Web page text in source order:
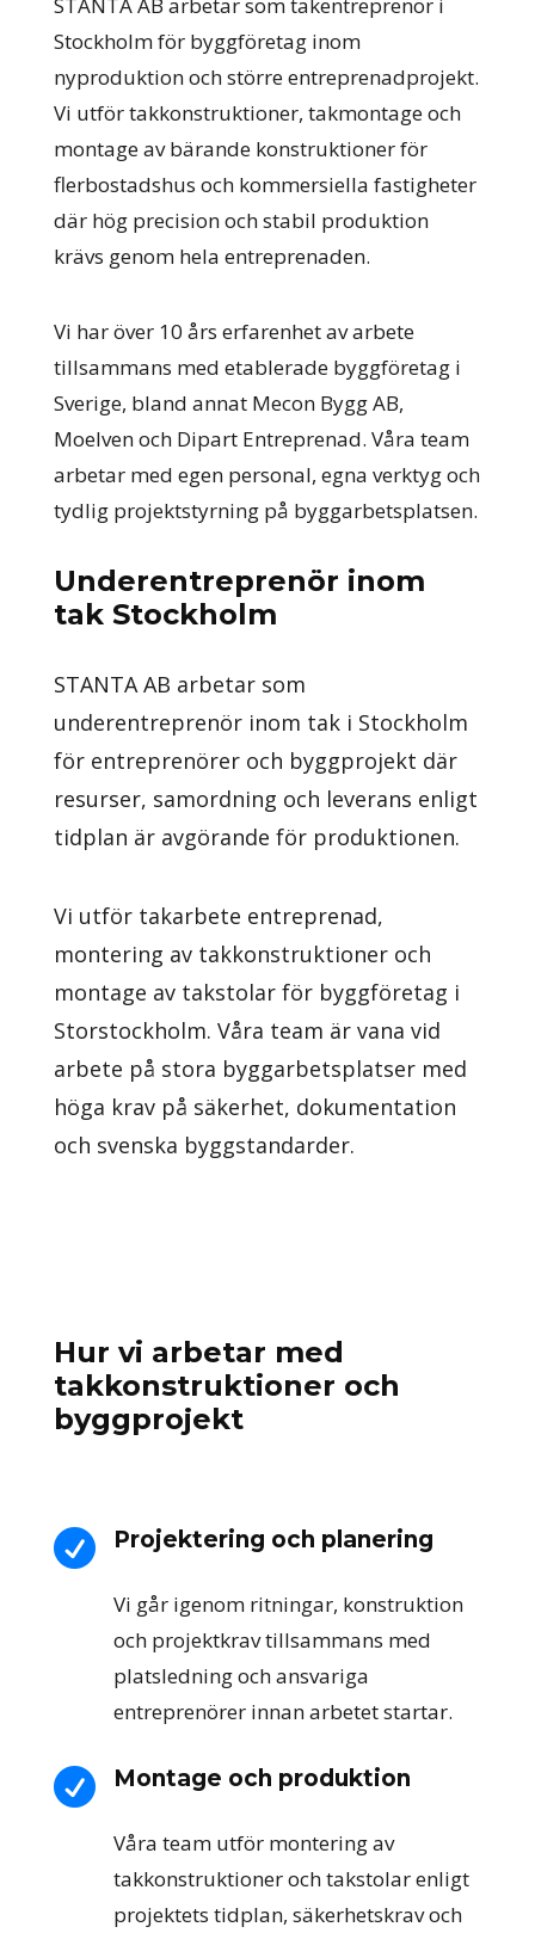
STANTA AB arbetar som takentreprenör i
Stockholm för byggföretag inom
nyproduktion och större entreprenadprojekt.
Vi utför takkonstruktioner, takmontage och
montage av bärande konstruktioner för
flerbostadshus och kommersiella fastigheter
där hög precision och stabil produktion
krävs genom hela entreprenaden.
Vi har över 10 års erfarenhet av arbete
tillsammans med etablerade byggföretag i
Sverige, bland annat Mecon Bygg AB,
Moelven och Dipart Entreprenad. Våra team
arbetar med egen personal, egna verktyg och
tydlig projektstyrning på byggarbetsplatsen.
Underentreprenör inom
tak Stockholm
STANTA AB arbetar som
underentreprenör inom tak i Stockholm
för entreprenörer och byggprojekt där
resurser, samordning och leverans enligt
tidplan är avgörande för produktionen.
Vi utför takarbete entreprenad,
montering av takkonstruktioner och
montage av takstolar för byggföretag i
Storstockholm. Våra team är vana vid
arbete på stora byggarbetsplatser med
höga krav på säkerhet, dokumentation
och svenska byggstandarder.
Hur vi arbetar med
takkonstruktioner och
byggprojekt
 Projektering och planering
Vi går igenom ritningar, konstruktion
och projektkrav tillsammans med
platsledning och ansvariga
entreprenörer innan arbetet startar.
 Montage och produktion
Våra team utför montering av
takkonstruktioner och takstolar enligt
projektets tidplan, säkerhetskrav och